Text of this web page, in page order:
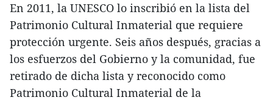
En 2011, la UNESCO lo inscribió en la lista del
Patrimonio Cultural Inmaterial que requiere
protección urgente. Seis años después, gracias a
los esfuerzos del Gobierno y la comunidad, fue
retirado de dicha lista y reconocido como
Patrimonio Cultural Inmaterial de la